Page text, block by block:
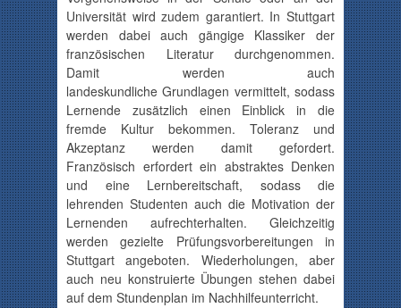
Universität wird zudem garantiert. In Stuttgart
werden dabei auch gängige Klassiker der
französischen Literatur
durchgenommen.
Damit werden auch
landeskundliche Grundlagen vermittelt, sodass
Lernende zusätzlich einen Einblick in die
fremde Kultur bekommen. Toleranz und
Akzeptanz werden damit gefordert.
Französisch erfordert ein abstraktes Denken
und eine
Lernbereitschaft, sodass die
lehrenden Studenten auch die Motivation der
Lernenden aufrechterhalten. Gleichzeitig
werden gezielte
Prüfungsvorbereitungen
in
Stuttgart angeboten. Wiederholungen, aber
auch neu konstruierte Übungen stehen dabei
auf dem Stundenplan im Nachhilfeunterricht.